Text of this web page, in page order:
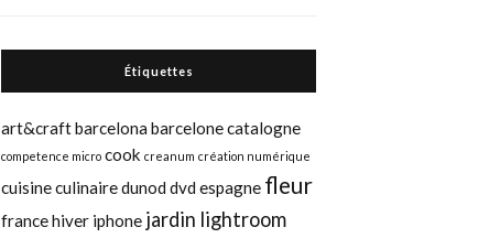
Étiquettes
art&craftbarcelona barcelonecatalogne
competence micro cook creanum création numérique
cuisineculinairedunod dvd espagne fleur
francehiver iphone jardin lightroom